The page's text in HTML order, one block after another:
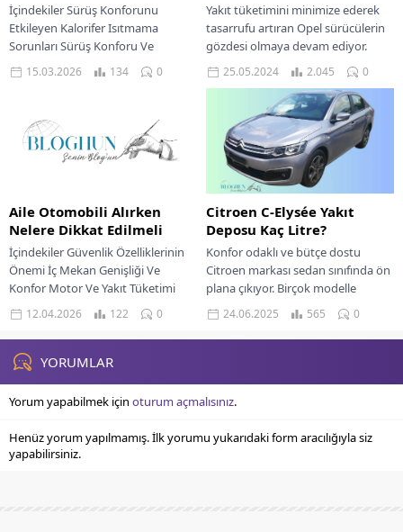
İçindekiler Sürüş Konforunu
Etkileyen Kalorifer Isıtmama
Sorunları Sürüş Konforu Ve
Kullanıcı Deneyimi Sistem
Performansı Ve Oyun Benzetmesi
15.03.2026 134 0
Yakıt tüketimini minimize ederek
tasarrufu artıran Opel sürücülerin
gözdesi olmaya devam ediyor.
Bunlar arasında tercihlerin ilk
sırasında olan Opel Astra’nın...
25.05.2024 2.045 0
Aile Otomobili Alırken
Nelere Dikkat Edilmeli
İçindekiler Güvenlik Özelliklerinin
Önemi İç Mekan Genişliği Ve
Konfor Motor Ve Yakıt Tüketimi
Teknik Özellikler Karşılaştırması
Kullanım Deneyimi Ve Sürüş...
12.04.2026 122 0
Citroen C-Elysée Yakıt
Deposu Kaç Litre?
Konfor odaklı ve bütçe dostu
Citroen markası sedan sınıfında ön
plana çıkıyor. Birçok modelle
benzerlik gösteren C-Elysée ise
markanın çok...
24.06.2025 565 0
YORUMLAR
Yorum yapabilmek için oturum açmalısınız.
Henüz yorum yapılmamış. İlk yorumu yukarıdaki form aracılığıyla siz
yapabilirsiniz.